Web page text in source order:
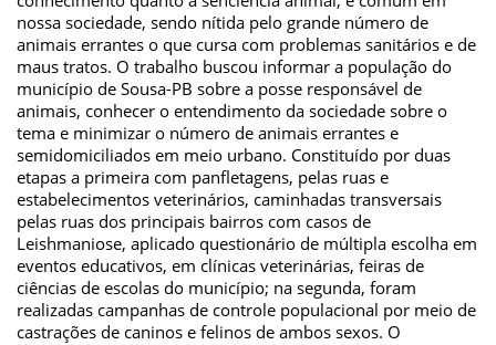
nossa sociedade, sendo nítida pelo grande número de
animais errantes o que cursa com problemas sanitários e de
maus tratos. O trabalho buscou informar a população do
município de Sousa-PB sobre a posse responsável de
animais, conhecer o entendimento da sociedade sobre o
tema e minimizar o número de animais errantes e
semidomiciliados em meio urbano. Constituído por duas
etapas a primeira com panfletagens, pelas ruas e
estabelecimentos veterinários, caminhadas transversais
pelas ruas dos principais bairros com casos de
Leishmaniose, aplicado questionário de múltipla escolha em
eventos educativos, em clínicas veterinárias, feiras de
ciências de escolas do município; na segunda, foram
realizadas campanhas de controle populacional por meio de
castrações de caninos e felinos de ambos sexos. O